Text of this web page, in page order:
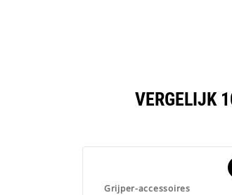
VERGELIJK
Grijper-accessoires